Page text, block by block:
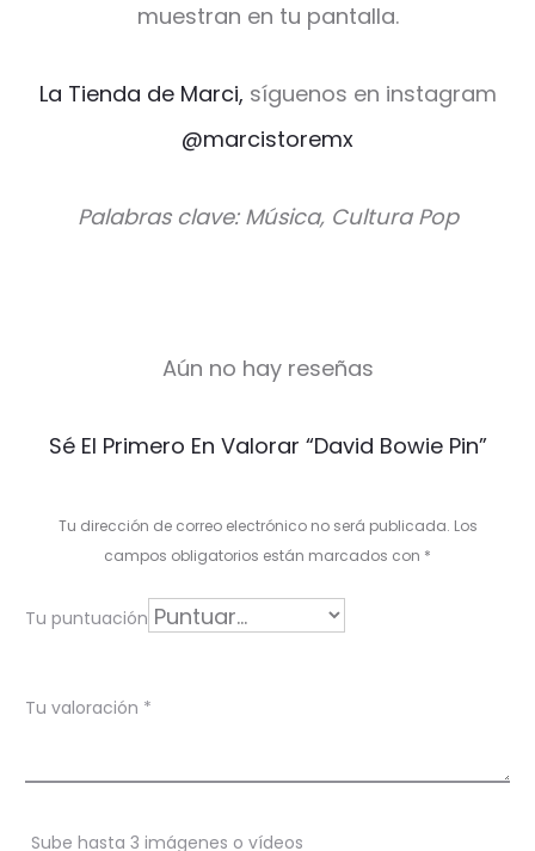
muestran en tu pantalla.
La Tienda de Marci, síguenos en instagram
@marcistoremx
Palabras clave: Música, Cultura Pop
r
i
o
Aún no hay reseñas
Sé El Primero En Valorar “David Bowie Pin”
Tu dirección de correo electrónico no será publicada. Los
campos obligatorios están marcados con *
Tu puntuación
Tu valoración *
Sube hasta 3 imágenes o vídeos